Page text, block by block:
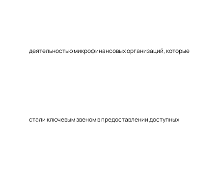
деятельностью микрофинансовых организаций, которые
стали ключевым звеном в предоставлении доступных